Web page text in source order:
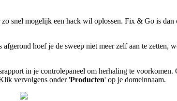
snel mogelijk een hack wil oplossen. Fix & Go is dan
afgerond hoef je de sweep niet meer zelf aan te zetten,
in je controlepaneel om herhaling te
vervolgens onder 'Producten' op je domeinnaam.